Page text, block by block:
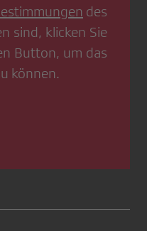
des
sind, klicken Sie
Button, um das
können.